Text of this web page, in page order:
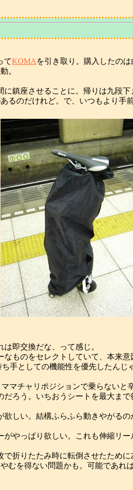
てKOMA を引き取り。購入したの
。
鎮座させることに。帰りは九段
るのだけれど。で、いつもより
即交換だな、って感じ。
ものをセレクトしていて、本来
手としての機能性を優先したん
マチャリポジションで乗らないと
だろう。いちおうシートを最大ま
しい。結構ふらふら動きやがる
やっぱり欲しい。これも伸縮リ
で折りたたみ時に転倒させたため
むを得ない問題かも。可能であ